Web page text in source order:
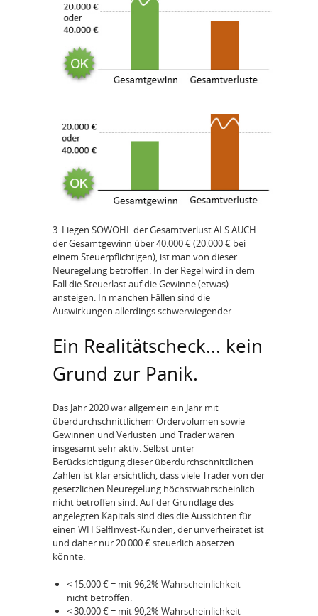
3. Liegen SOWOHL der Gesamtverlust ALS AUCH
der Gesamtgewinn über 40.000 € (20.000 € bei
einem Steuerpflichtigen), ist man von dieser
Neuregelung betroffen. In der Regel wird in dem
Fall die Steuerlast auf die Gewinne (etwas)
ansteigen. In manchen Fällen sind die
Auswirkungen allerdings schwerwiegender.
Ein Realitätscheck... kein
Grund zur Panik.
Das Jahr 2020 war allgemein ein Jahr mit
überdurchschnittlichem Ordervolumen sowie
Gewinnen und Verlusten und Trader waren
insgesamt sehr aktiv. Selbst unter
Berücksichtigung dieser überdurchschnittlichen
Zahlen ist klar ersichtlich, dass viele Trader von der
gesetzlichen Neuregelung höchstwahrscheinlich
nicht betroffen sind. Auf der Grundlage des
angelegten Kapitals sind dies die Aussichten für
einen WH SelfInvest-Kunden, der unverheiratet ist
und daher nur 20.000 € steuerlich absetzen
könnte.
< 15.000 € = mit 96,2% Wahrscheinlichkeit
nicht betroffen.
< 30.000 € = mit 90,2% Wahrscheinlichkeit